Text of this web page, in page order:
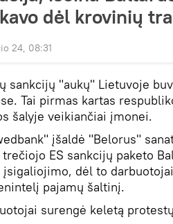
dėl krovinių
24, 08:31
sankcijų "aukų" Lietuvoje
Tai pirmas kartas
šalyje veikiančiai įmonei.
įšaldė "Belorus"
ES sankcijų paketo
dėl to
pajamų šaltinį.
surengė keletą